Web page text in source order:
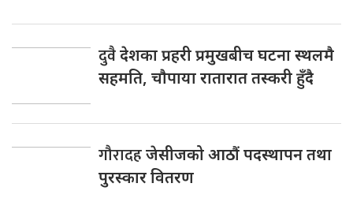
दुवैदेशका प्रहरी प्रमुखबीच घटना स्थलमै
सहमति, चाैपाया रातारात तस्करी हुँदै
गौरादहजेसीजको आठौं पदस्थापन तथा
पुरस्कार वितरण